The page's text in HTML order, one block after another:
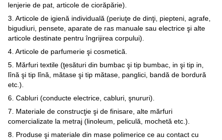
lenjerie de pat, articole de ciorăpărie).
3. Articole de igienă individuală (periuţe de dinţi, piepteni, agrafe,
bigudiuri, pensete, aparate de ras manuale sau electrice şi alte
articole destinate pentru îngrijirea corpului).
4. Articole de parfumerie şi cosmetică.
5. Mărfuri textile (ţesături din bumbac şi tip bumbac, in şi tip in,
lînă şi tip lînă, mătase şi tip mătase, panglici, bandă de bordură
etc.).
6. Cabluri (conducte electrice, cabluri, şnururi).
7. Materiale de construcţie şi de finisare, alte mărfuri
comercializate la metraj (linoleum, peliculă, mochetă etc.).
8. Produse şi materiale din mase polimerice ce au contact cu